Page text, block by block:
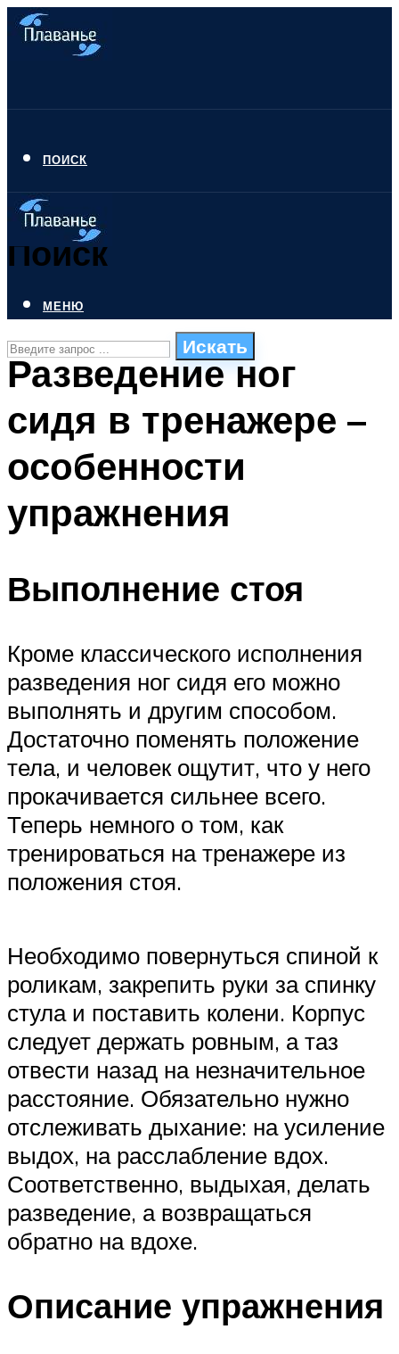
ПОИСК
Поиск
Искать
СТИЛИ ПЛАВАНЬЯ
ПЛАВАНЬЕ ДЛЯ ДЕТЕЙ
БАССЕЙН ДЛЯ ДОМА
МЕНЮ
Разведение ног
сидя в тренажере –
особенности
упражнения
Выполнение стоя
Кроме классического исполнения
разведения ног сидя его можно
выполнять и другим способом.
Достаточно поменять положение
тела, и человек ощутит, что у него
прокачивается сильнее всего.
Теперь немного о том, как
тренироваться на тренажере из
положения стоя.
Необходимо повернуться спиной к
роликам, закрепить руки за спинку
стула и поставить колени. Корпус
следует держать ровным, а таз
отвести назад на незначительное
расстояние. Обязательно нужно
отслеживать дыхание: на усиление
выдох, на расслабление вдох.
Соответственно, выдыхая, делать
разведение, а возвращаться
обратно на вдохе.
Описание упражнения